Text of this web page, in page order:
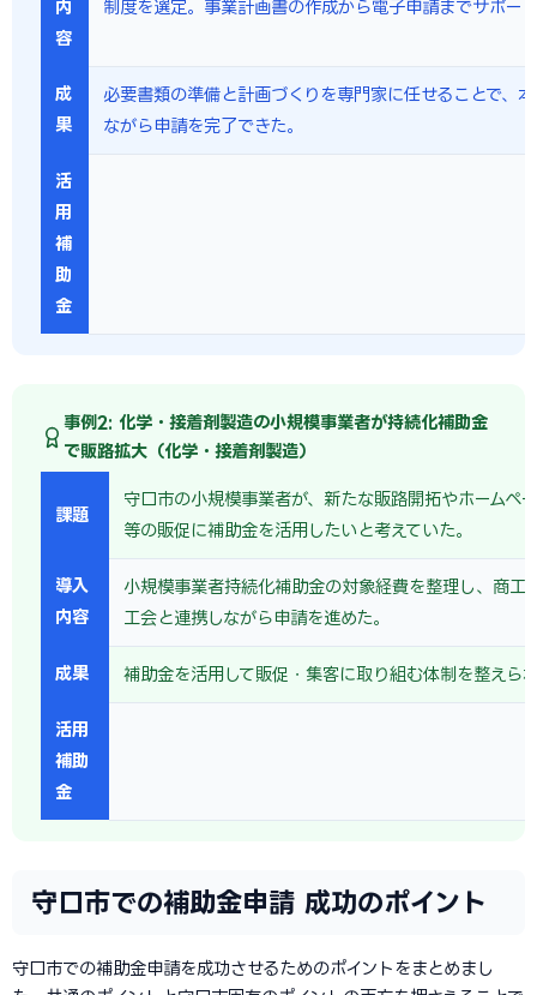
内
容
制度を選定。事業計画書の作成から電子申請までサポー
成
果
必要書類の準備と計画づくりを専門家に任せることで、
ながら申請を完了できた。
活
用
補
助
金
事例2: 化学・接着剤製造の小規模事業者が持続化補助金
で販路拡大（化学・接着剤製造）
課題
守口市の小規模事業者が、新たな販路開拓やホームペ
等の販促に補助金を活用したいと考えていた。
導入
内容
小規模事業者持続化補助金の対象経費を整理し、商工
工会と連携しながら申請を進めた。
成果 補助金を活用して販促・集客に取り組む体制を整えら
活用
補助
金
守口市での補助金申請 成功のポイント
守口市での補助金申請を成功させるためのポイントをまとめまし